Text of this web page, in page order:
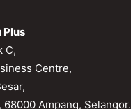
Plus
C,
Centre,
68000 Ampang, Selangor.